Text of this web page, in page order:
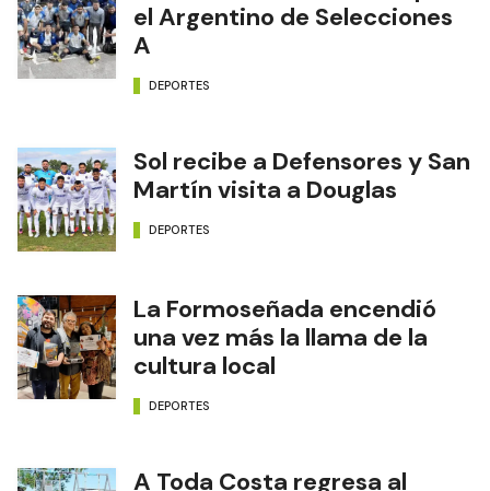
el Argentino de Selecciones
A
DEPORTES
Sol recibe a Defensores y San
Martín visita a Douglas
DEPORTES
La Formoseñada encendió
una vez más la llama de la
cultura local
DEPORTES
A Toda Costa regresa al